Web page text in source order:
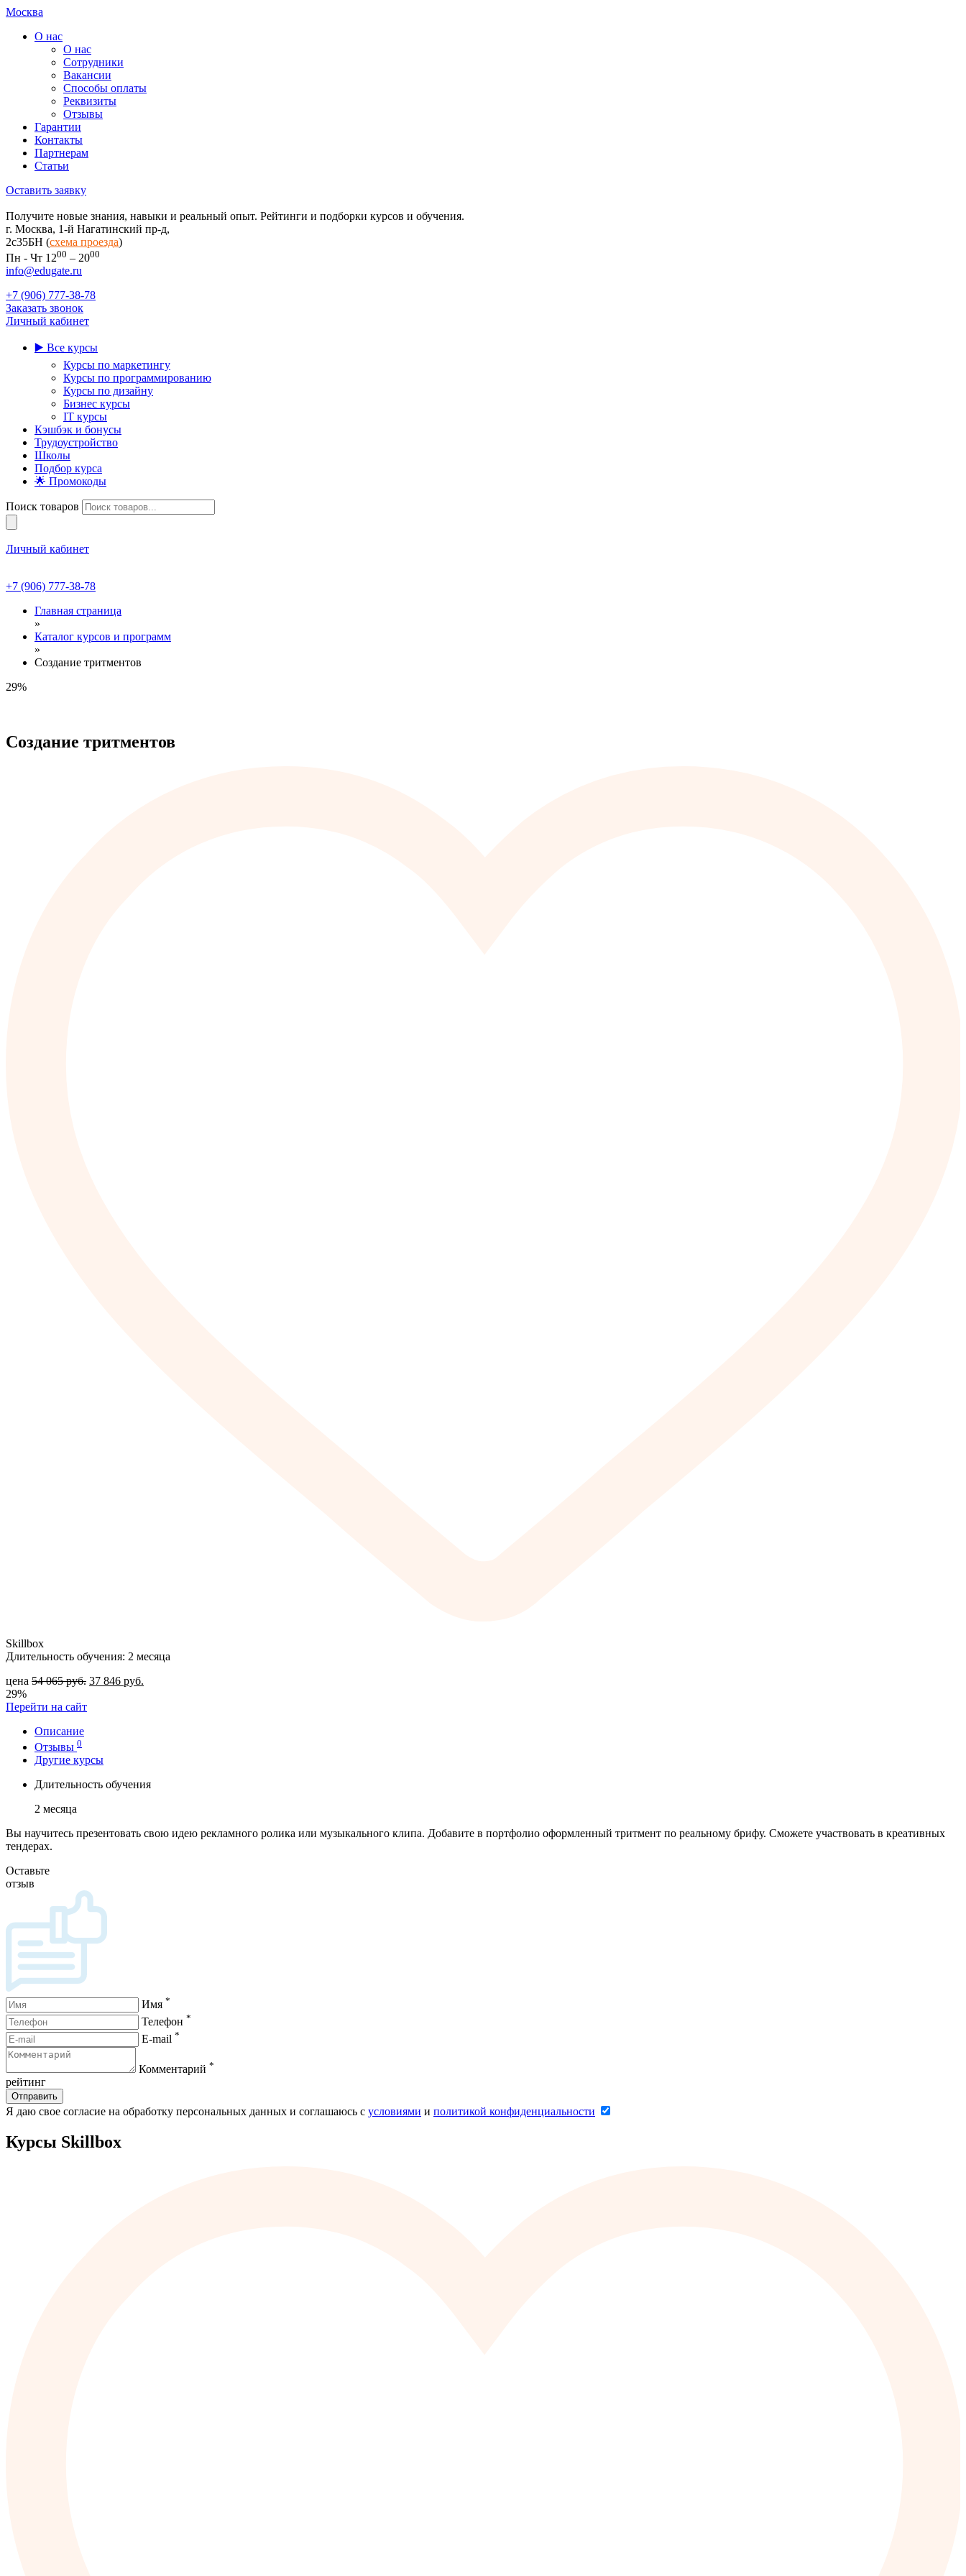
Москва
О нас
О нас
Сотрудники
Вакансии
Способы оплаты
Реквизиты
Отзывы
Гарантии
Контакты
Партнерам
Статьи
Оставить заявку
Получите новые знания, навыки и реальный опыт. Рейтинги и подборки курсов и обучения.
г. Москва, 1-й Нагатинский пр-д,
2c35БН (схема проезда)
Пн - Чт 1200 – 2000
info@edugate.ru
+7 (906) 777-38-78
Заказать звонок
Личный кабинет
▶️ Все курсы
Курсы по маркетингу
Курсы по программированию
Курсы по дизайну
Бизнес курсы
IT курсы
Кэшбэк и бонусы
Трудоустройство
Школы
Подбор курса
🌟 Промокоды
Поиск товаров
Личный кабинет
+7 (906) 777-38-78
Главная страница
»
Каталог курсов и программ
»
Создание тритментов
29%
Создание тритментов
Skillbox
Длительность обучения: 2 месяца
цена 54 065руб. 37 846 руб.
29%
Перейти на сайт
Описание
Отзывы 0
Другие курсы
Длительность обучения
2 месяца
Вы научитесь презентовать свою идею рекламного ролика или музыкального клипа. Добавите в портфолио оформленный тритмент по реальному брифу. Сможете участвовать в креативных
тендерах.
Оставьте
отзыв
Имя *
Телефон *
E-mail *
Комментарий *
рейтинг
Отправить
Я даю свое согласие на обработку персональных данных и соглашаюсь с условиями и политикой конфиденциальности
Курсы Skillbox